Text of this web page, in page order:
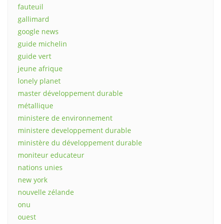
fauteuil
gallimard
google news
guide michelin
guide vert
jeune afrique
lonely planet
master développement durable
métallique
ministere de environnement
ministere developpement durable
ministère du développement durable
moniteur educateur
nations unies
new york
nouvelle zélande
onu
ouest